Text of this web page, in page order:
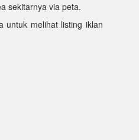
sekitarnya via peta.
untuk melihat listing iklan